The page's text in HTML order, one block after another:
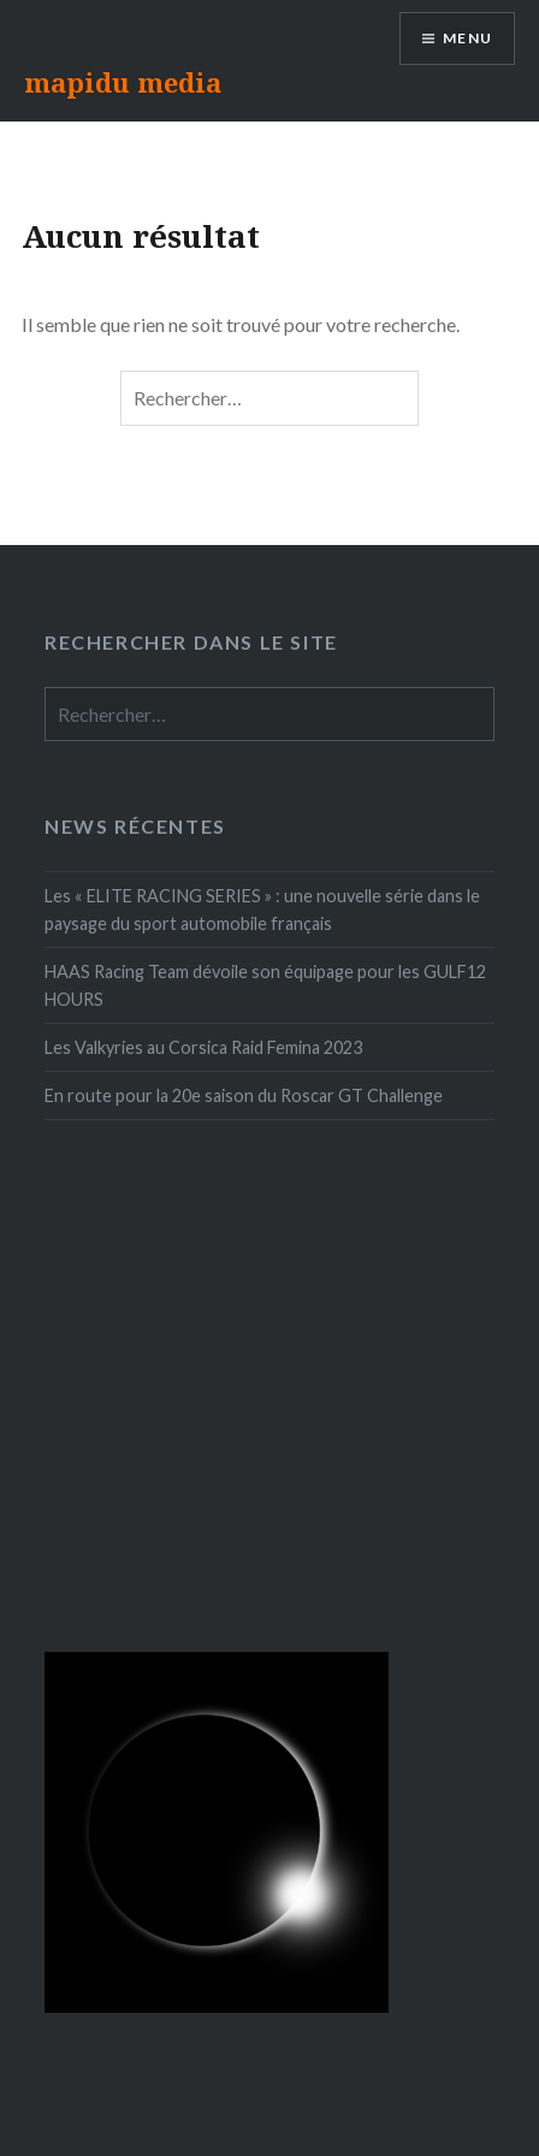
contenu
mapidu media
MENU
Aucun résultat
Il semble que rien ne soit trouvé pour votre recherche.
RECHERCHER DANS LE SITE
NEWS RÉCENTES
Les « ELITE RACING SERIES » : une nouvelle série dans le
paysage du sport automobile français
HAAS Racing Team dévoile son équipage pour les GULF12
HOURS
Les Valkyries au Corsica Raid Femina 2023
En route pour la 20e saison du Roscar GT Challenge